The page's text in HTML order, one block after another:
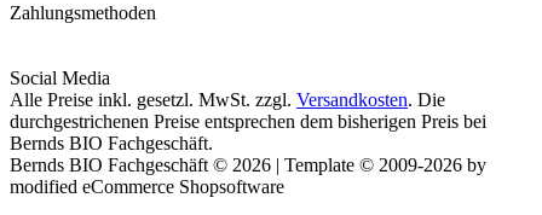
Zahlungsmethoden
Social Media
Alle Preise inkl. gesetzl. MwSt. zzgl. Versandkosten. Die
durchgestrichenen Preise entsprechen dem bisherigen Preis bei
Bernds BIO Fachgeschäft.
Bernds BIO Fachgeschäft © 2026 | Template © 2009-2026 by
modified eCommerce Shopsoftware